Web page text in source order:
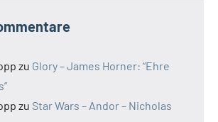
zu Glory – James Horner: “Ehre
zu Star Wars – Andor – Nicholas